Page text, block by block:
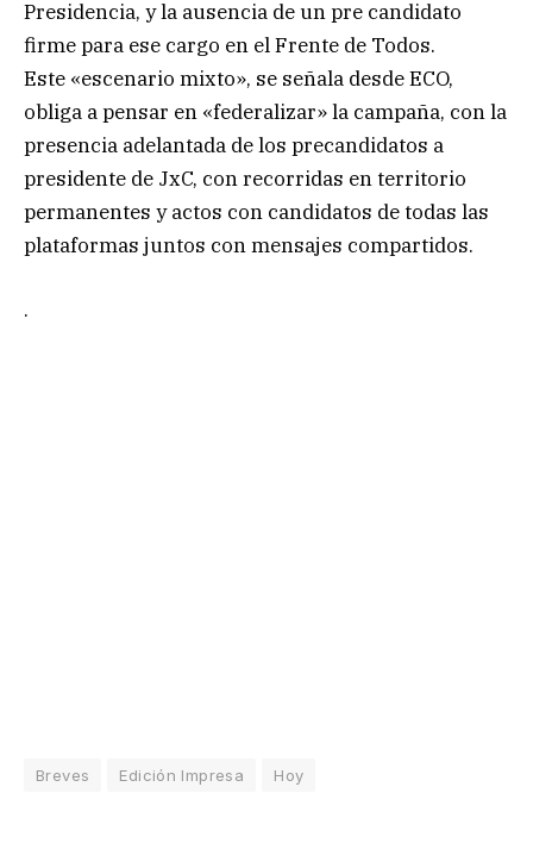
Presidencia, y la ausencia de un pre candidato
firme para ese cargo en el Frente de Todos.
Este «escenario mixto», se señala desde ECO,
obliga a pensar en «federalizar» la campaña, con la
presencia adelantada de los precandidatos a
presidente de JxC, con recorridas en territorio
permanentes y actos con candidatos de todas las
plataformas juntos con mensajes compartidos.
.
Breves Edición Impresa Hoy